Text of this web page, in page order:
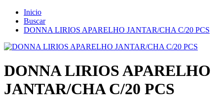
Inicio
Buscar
DONNA LIRIOS APARELHO JANTAR/CHA C/20 PCS
DONNA LIRIOS APARELHO
JANTAR/CHA C/20 PCS